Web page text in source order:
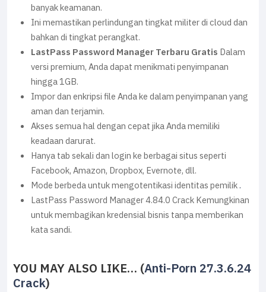
banyak keamanan.
Ini memastikan perlindungan tingkat militer di cloud dan
bahkan di tingkat perangkat.
LastPass Password Manager Terbaru Gratis Dalam
versi premium, Anda dapat menikmati penyimpanan
hingga 1GB.
Impor dan enkripsi file Anda ke dalam penyimpanan yang
aman dan terjamin.
Akses semua hal dengan cepat jika Anda memiliki
keadaan darurat.
Hanya tab sekali dan login ke berbagai situs seperti
Facebook, Amazon, Dropbox, Evernote, dll.
Mode berbeda untuk mengotentikasi identitas pemilik.
LastPass Password Manager 4.84.0 Crack Kemungkinan
untuk membagikan kredensial bisnis tanpa memberikan
kata sandi.
YOU MAY ALSO LIKE… (Anti-Porn 27.3.6.24
Crack)